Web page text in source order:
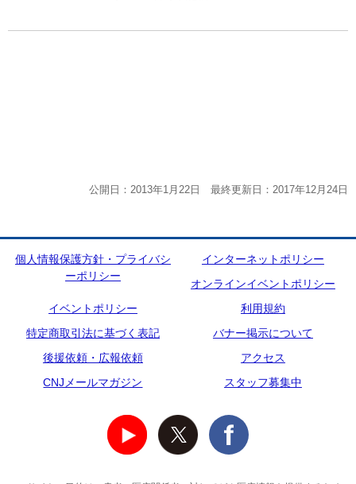
公開日：2013年1月22日 最終更新日：2017年12月24日
個人情報保護方針・プライバシ
ーポリシー
インターネットポリシー
オンラインイベントポリシー
イベントポリシー
利用規約
特定商取引法に基づく表記
バナー掲示について
後援依頼・広報依頼
アクセス
CNJメールマガジン
スタッフ募集中